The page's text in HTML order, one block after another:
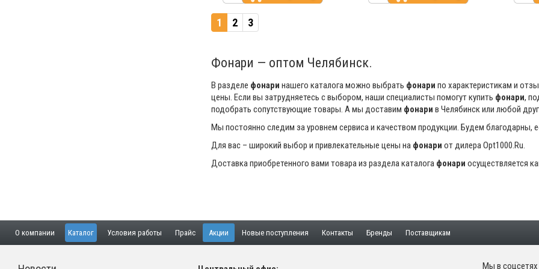
1 2 3
Фонари — оптом Челябинск.
В разделе фонари нашего каталога можно выбрать фонари по характеристикам и
цены. Если вы затрудняетесь с выбором, наши специалисты помогут купить фонари,
подобрать сопутствующие товары. А мы доставим фонари в Челябинск или любой
Мы постоянно следим за уровнем сервиса и качеством продукции. Будем благодарны,
Для вас – широкий выбор и привлекательные цены на фонари от дилера Opt1000.Ru.
Доставка приобретенного вами товара из раздела каталога фонари осуществляется
О компании Каталог Условия работы Прайс Акции Новые поступления Контакты Бренды Поставщикам
Мы в соцсетях